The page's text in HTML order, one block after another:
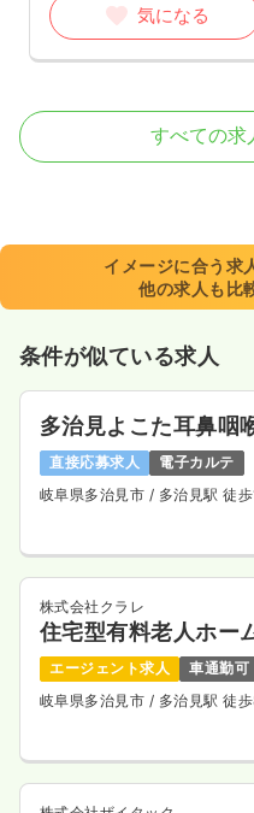
気になる
外来 正・准看護師
8:40～17:15（休憩60分
日祝休み
担当業務未経験
透析正・准看護師
日勤のみ（常勤）
※経験6年の例
時間 7:30～16:05（休憩60
日曜休み
ブランク可 第
すべての求
イメージに合う求
他の求人も比
条件が似ている求人
多治見よこた耳鼻咽
直接応募求人
電子カルテ
岐阜県多治見市 / 多治見駅 徒
株式会社クラレ
住宅型有料老人ホー
エージェント求人
車通勤可
岐阜県多治見市 / 多治見駅 徒